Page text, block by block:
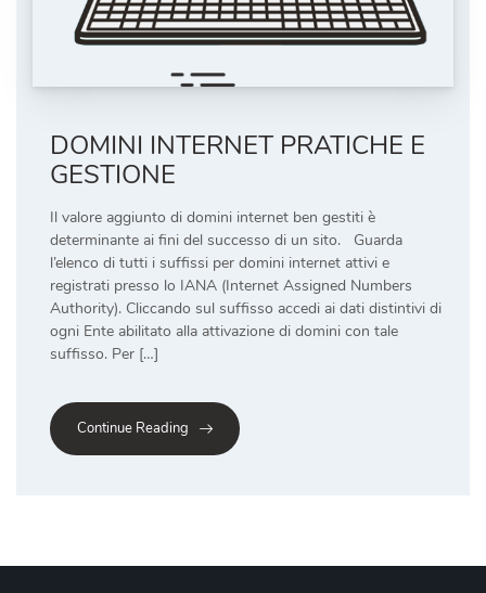
DOMINI INTERNET PRATICHE E
GESTIONE
Il valore aggiunto di domini internet ben gestiti è
determinante ai fini del successo di un sito. Guarda
l’elenco di tutti i suffissi per domini internet attivi e
registrati presso lo IANA (Internet Assigned Numbers
Authority). Cliccando sul suffisso accedi ai dati distintivi di
ogni Ente abilitato alla attivazione di domini con tale
suffisso. Per […]
Continue Reading